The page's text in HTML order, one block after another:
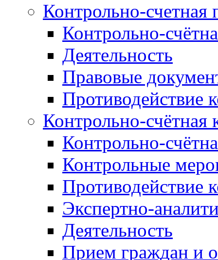
Контрольно-счетная
Контрольно-
Деятельность
Правовые
Противодействие
Контрольно-счётная
Контрольно-
Контрольные
Противодействие
Экспертно-
Деятельность
Прием граждан и